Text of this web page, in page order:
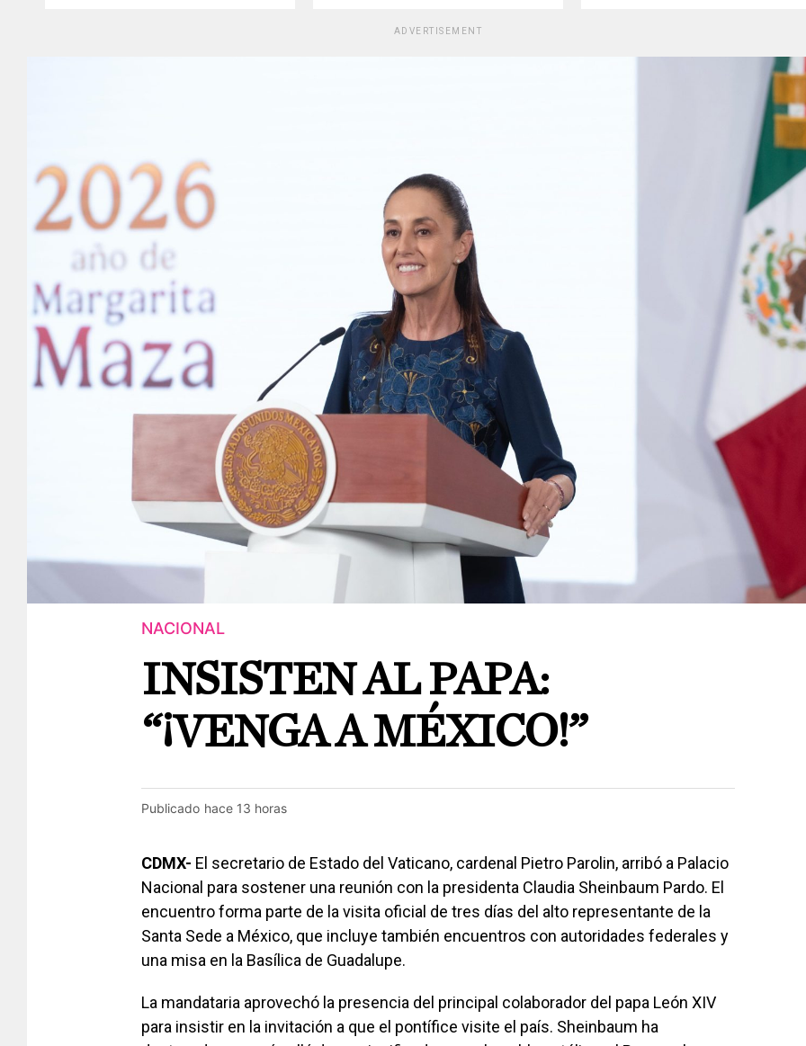
ADVERTISEMENT
NACIONAL
INSISTEN AL PAPA:
“¡VENGA A MÉXICO!”
Publicado hace 13 horas
CDMX- El secretario de Estado del Vaticano, cardenal Pietro Parolin, arribó a Palacio
Nacional para sostener una reunión con la presidenta Claudia Sheinbaum Pardo. El
encuentro forma parte de la visita oficial de tres días del alto representante de la
Santa Sede a México, que incluye también encuentros con autoridades federales y
una misa en la Basílica de Guadalupe.
La mandataria aprovechó la presencia del principal colaborador del papa León XIV
para insistir en la invitación a que el pontífice visite el país. Sheinbaum ha